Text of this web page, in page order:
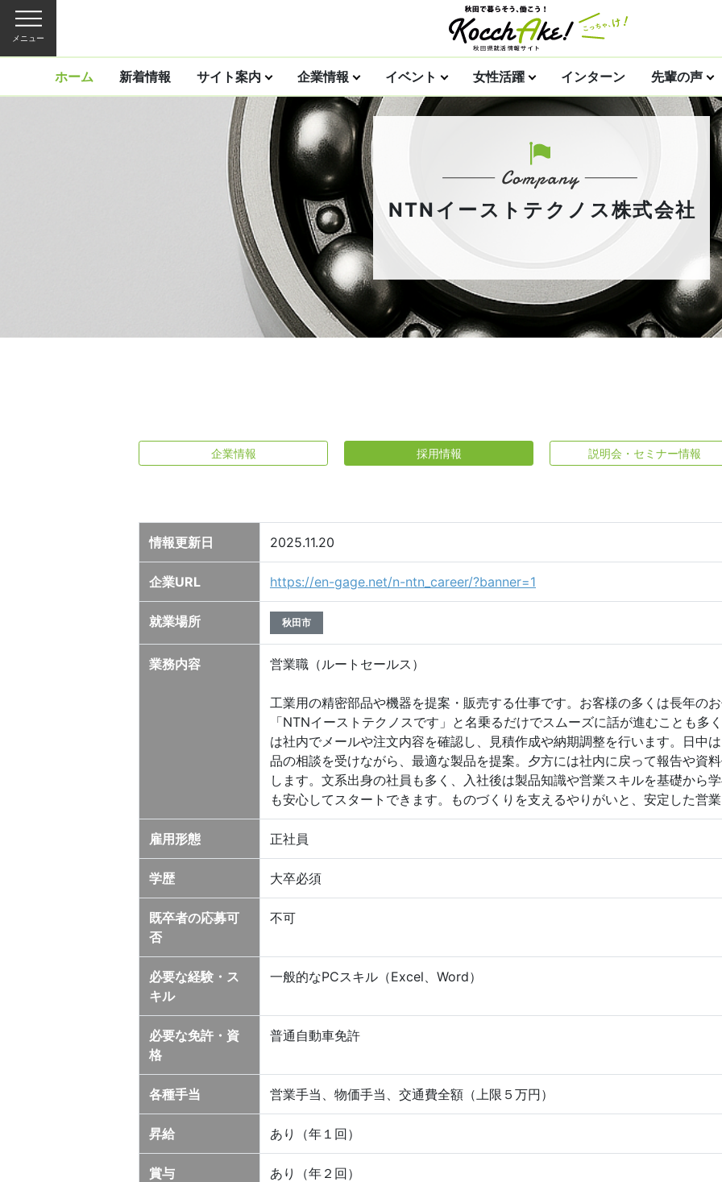
メニュー
ホーム 新着情報 サイト案内 企業情報 イベント 女性活躍 インターン 先輩の声
NTNイーストテクノス株式会社
企業情報 採用情報 説明会・セミナー情報
情報更新日 2025.11.20
企業URL https://en-gage.net/n-ntn_career/?banner=1
就業場所 秋田市
業務内容 営業職（ルートセールス）
工業用の精密部品や機器を提案・販売する仕事です。お客様の多くは長年の
「NTNイーストテクノスです」と名乗るだけでスムーズに話が進むことも多
は社内でメールや注文内容を確認し、見積作成や納期調整を行います。日中
品の相談を受けながら、最適な製品を提案。夕方には社内に戻って報告や資
します。文系出身の社員も多く、入社後は製品知識や営業スキルを基礎から
も安心してスタートできます。ものづくりを支えるやりがいと、安定した営
雇用形態 正社員
学歴 大卒必須
既卒者の応募可
否
不可
必要な経験・ス
キル
一般的なPCスキル（Excel、Word）
必要な免許・資
格
普通自動車免許
各種手当 営業手当、物価手当、交通費全額（上限５万円）
昇給 あり（年１回）
賞与 あり（年２回）